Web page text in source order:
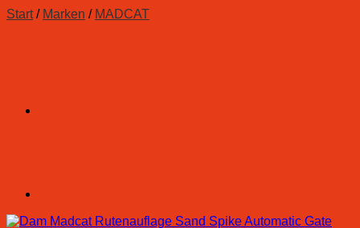
Start / Marken / MADCAT